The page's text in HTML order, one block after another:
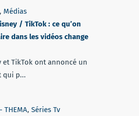
, Médias
/ TikTok : ce qu’on
dans les vidéos change
et TikTok ont annoncé un
qui p...
THEMA, Séries Tv